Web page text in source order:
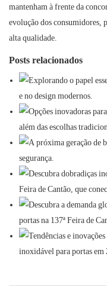
mantenham à frente da
evolução dos consumidores,
alta qualidade.
Posts relacionados